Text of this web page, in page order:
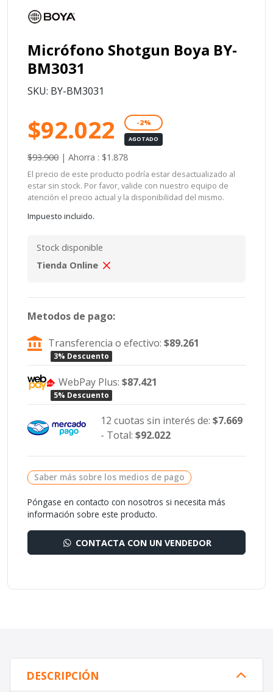
Micrófono Shotgun Boya BY-
BM3031
SKU: BY-BM3031
$92.022 -2%
AGOTADO
$93.900 | Ahorra : $1.878
El precio de este producto podría estar desactualizado al
estar sin stock. Por favor, valide con nuestro equipo de
atención el precio actual y la disponibilidad del mismo.
Impuesto incluido.
Stock disponible
Tienda Online
Metodos de pago:
Transferencia o efectivo:$89.261
3% Descuento
WebPay Plus:$87.421
5% Descuento
12 cuotas sin interés de: $7.669
- Total: $92.022
Saber más sobre los medios de pago
Póngase en contacto con nosotros si necesita más
información sobre este producto.
CONTACTA CON UN VENDEDOR
DESCRIPCIÓN